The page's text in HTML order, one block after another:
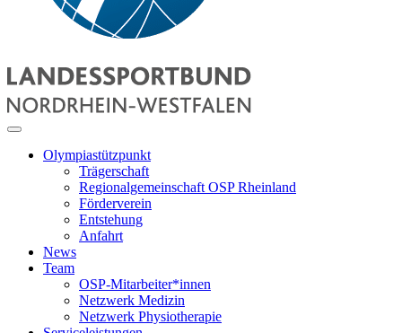
Olympiastützpunkt
Trägerschaft
Regionalgemeinschaft OSP Rheinland
Förderverein
Entstehung
Anfahrt
News
Team
OSP-Mitarbeiter*innen
Netzwerk Medizin
Netzwerk Physiotherapie